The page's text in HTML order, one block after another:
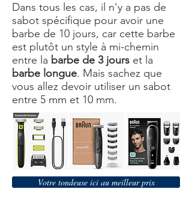
Dans tous les cas, il n'y a pas de
sabot spécifique pour avoir une
barbe de 10 jours, car cette barbe
est plutôt un style à mi-chemin
entre la barbe de 3 jours et la
barbe longue. Mais sachez que
vous allez devoir utiliser un sabot
entre 5 mm et 10 mm.
Votre tondeuse ici au meilleur prix